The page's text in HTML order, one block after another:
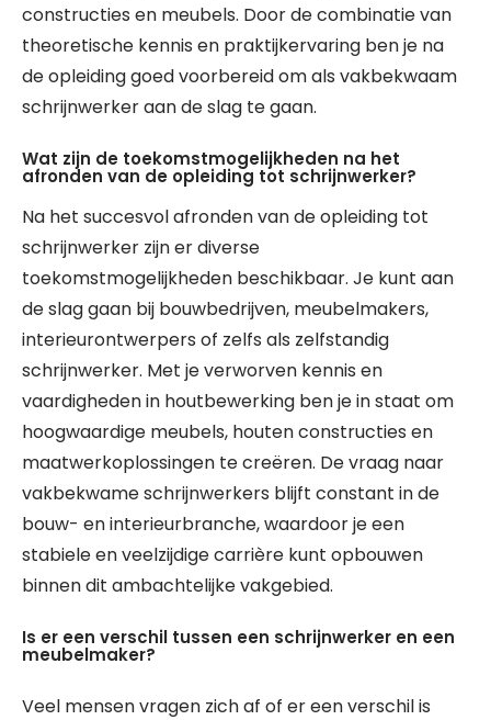
constructies en meubels. Door de combinatie van
theoretische kennis en praktijkervaring ben je na
de opleiding goed voorbereid om als vakbekwaam
schrijnwerker aan de slag te gaan.
Wat zijn de toekomstmogelijkheden na het
afronden van de opleiding tot schrijnwerker?
Na het succesvol afronden van de opleiding tot
schrijnwerker zijn er diverse
toekomstmogelijkheden beschikbaar. Je kunt aan
de slag gaan bij bouwbedrijven, meubelmakers,
interieurontwerpers of zelfs als zelfstandig
schrijnwerker. Met je verworven kennis en
vaardigheden in houtbewerking ben je in staat om
hoogwaardige meubels, houten constructies en
maatwerkoplossingen te creëren. De vraag naar
vakbekwame schrijnwerkers blijft constant in de
bouw- en interieurbranche, waardoor je een
stabiele en veelzijdige carrière kunt opbouwen
binnen dit ambachtelijke vakgebied.
Is er een verschil tussen een schrijnwerker en een
meubelmaker?
Veel mensen vragen zich af of er een verschil is